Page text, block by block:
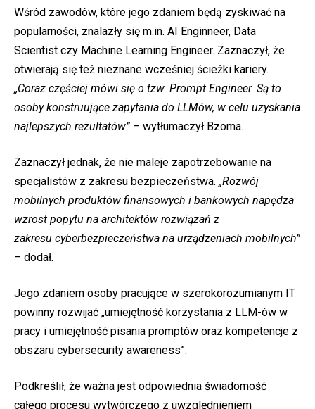
Wśród zawodów, które jego zdaniem będą zyskiwać na
popularności, znalazły się m.in. AI Enginneer, Data
Scientist czy Machine Learning Engineer. Zaznaczył, że
otwierają się też nieznane wcześniej ścieżki kariery.
„Coraz częściej mówi się o tzw. Prompt Engineer. Są to
osoby konstruujące zapytania do LLMów, w celu uzyskania
najlepszych rezultatów”– wytłumaczył Bzoma.
Zaznaczył jednak, że nie maleje zapotrzebowanie na
specjalistów z zakresu bezpieczeństwa. „Rozwój
mobilnych produktów finansowych i bankowych napędza
wzrost popytu na architektów rozwiązań z
zakresu cyberbezpieczeństwa na urządzeniach mobilnych”
– dodał.
Jego zdaniem osoby pracujące w szerokorozumianym IT
powinny rozwijać „umiejętność korzystania z LLM-ów w
pracy i umiejętność pisania promptów oraz kompetencje z
obszaru cybersecurity awareness”.
Podkreślił, że ważna jest odpowiednia świadomość
całego procesu wytwórczego z uwzględnieniem